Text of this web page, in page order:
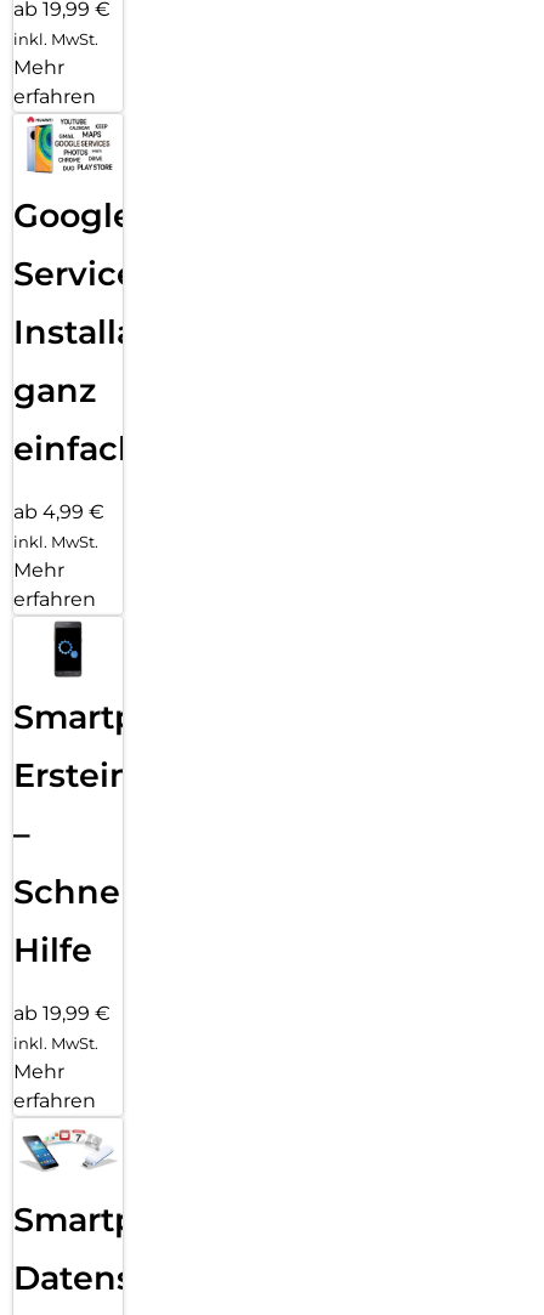
ab 19,99 €
inkl. MwSt.
Mehr
erfahren
Google
Services
Installation
ganz
einfach
ab 4,99 €
inkl. MwSt.
Mehr
erfahren
Smartphone
Ersteinrichtung
–
Schnelle
Hilfe
ab 19,99 €
inkl. MwSt.
Mehr
erfahren
Smartphone
Datensicherung